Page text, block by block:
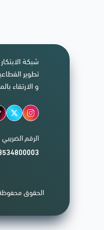
شبكة
تطوير
و الارتقاء
الرقم الضريبي
الحقوق محفوظة |